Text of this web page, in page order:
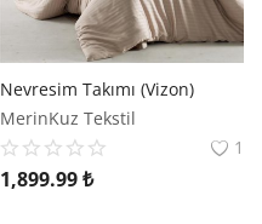
Nevresim Takımı (Vizon)
MerinKuz Tekstil
1
1,899.99₺